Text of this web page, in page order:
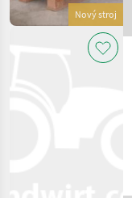
Nový stroj